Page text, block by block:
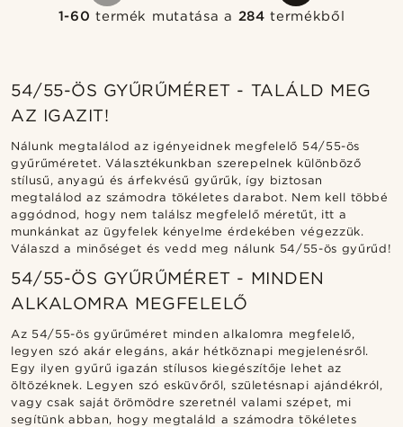
1-60 termék mutatása a 284 termékből
54/55-ÖS GYŰRŰMÉRET - TALÁLD MEG
AZ IGAZIT!
Nálunk megtalálod az igényeidnek megfelelő 54/55-ös
gyűrűméretet. Választékunkban szerepelnek különböző
stílusű, anyagú és árfekvésű gyűrűk, így biztosan
megtalálod az számodra tökéletes darabot. Nem kell többé
aggódnod, hogy nem találsz megfelelő méretűt, itt a
munkánkat az ügyfelek kényelme érdekében végezzük.
Válaszd a minőséget és vedd meg nálunk 54/55-ös gyűrűd!
54/55-ÖS GYŰRŰMÉRET - MINDEN
ALKALOMRA MEGFELELŐ
Az 54/55-ös gyűrűméret minden alkalomra megfelelő,
legyen szó akár elegáns, akár hétköznapi megjelenésről.
Egy ilyen gyűrű igazán stílusos kiegészítője lehet az
öltözéknek. Legyen szó esküvőről, születésnapi ajándékról,
vagy csak saját örömödre szeretnél valami szépet, mi
segítünk abban, hogy megtaláld a számodra tökéletes